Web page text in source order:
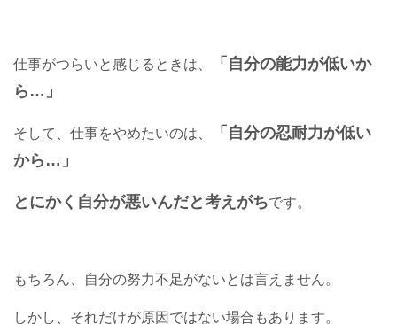
仕事がつらいと感じるときは、
「自分の能力が低いか
ら…」
そして、仕事をやめたいのは、
「自分の忍耐力が低い
から…」
とにかく自分が悪いんだと考えがちです。
もちろん、自分の努力不足がないとは言えません。
しかし、それだけが原因ではない場合もあります。